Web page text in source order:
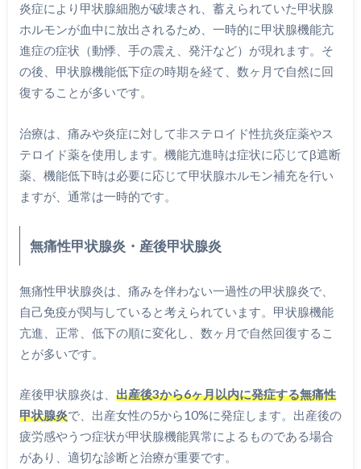
炎症により甲状腺細胞が破壊され、蓄えられていた甲状腺
ホルモンが血中に放出されるため、一時的に甲状腺機能亢
進症の症状（動悸、手の震え、発汗など）が現れます。そ
の後、甲状腺機能低下症の時期を経て、数ヶ月で自然に回
復することが多いです。
治療は、痛みや炎症に対して非ステロイド性抗炎症薬やス
テロイド薬を使用します。機能亢進時は症状に応じてβ遮断
薬、機能低下時は必要に応じて甲状腺ホルモン補充を行い
ますが、通常は一時的です。
無痛性甲状腺炎・産後甲状腺炎
無痛性甲状腺炎は、痛みを伴わない一過性の甲状腺炎で、
自己免疫が関与していると考えられています。甲状腺機能
亢進、正常、低下の順に変化し、数ヶ月で自然回復するこ
とが多いです。
産後甲状腺炎は、 出産後3から6ヶ月以内に発症する無痛性
甲状腺炎で、出産女性の5から10%に発症します。出産後の
疲労感やうつ症状が甲状腺機能異常によるものである場合
があり、適切な診断と治療が重要です。